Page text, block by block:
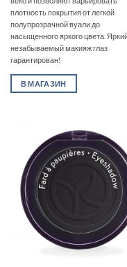
плотность покрытия от легкой
полупрозрачной вуали до
насыщенного яркого цвета.
незабываемый макияж глаз
гарантирован!
В МАГАЗИН